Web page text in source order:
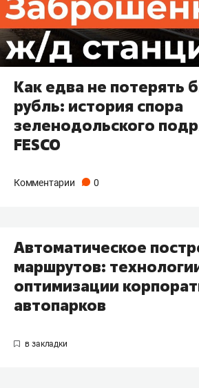
Как едва не потерять
рубль: история спора
зеленодольского
FESCO
Комментарии 0
Автоматическое
маршрутов:
оптимизации
автопарков